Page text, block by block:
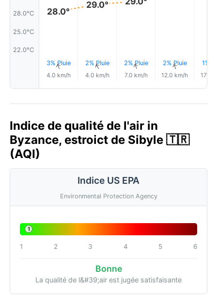
28.0°C
25.0°C
22.0°C
28.0°
3% Pluie
↑
4.0 km/h
29.0°
2% Pluie
↑
4.0 km/h
2% Pluie
↑
7.0 km/h
2% Pluie
↑
12.0 km/h
1%
17.0
Indice de qualité de l'air in
Byzance, estroict de Sibyle 🇹🇷
(AQI)
Indice US EPA
Environmental Protection Agency
1
1 2 3 4 5 6
Bonne
La qualité de l&#39;air est jugée satisfaisante